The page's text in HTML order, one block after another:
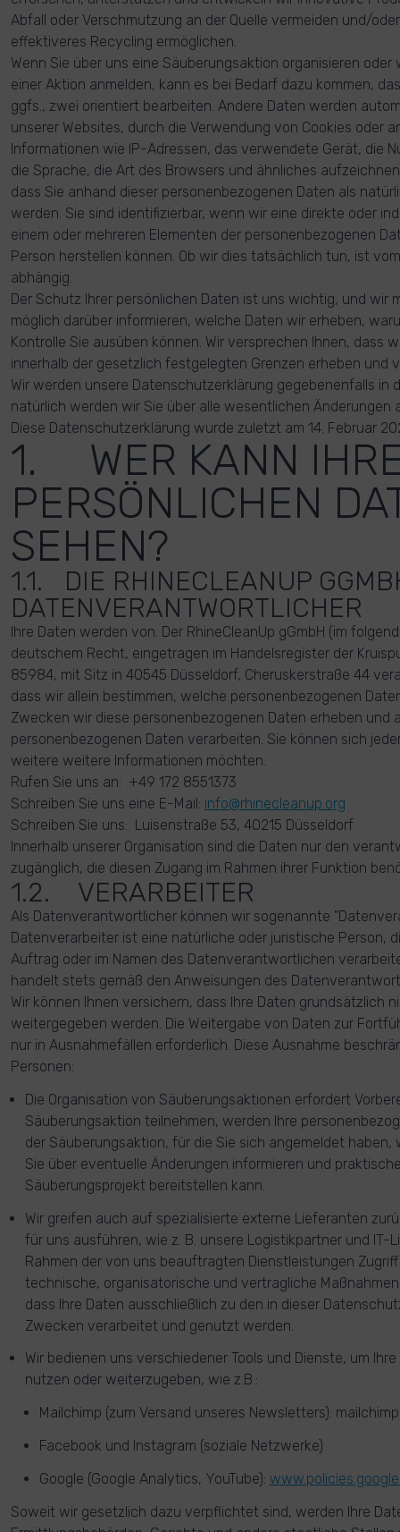
Abfall oder Verschmutzung an der Quelle vermeiden und/
effektiveres Recycling ermöglichen.
Wenn Sie über uns eine Säuberungsaktion organisieren oder
einer Aktion anmelden, kann es bei Bedarf dazu kommen,
ggfs., zwei orientiert bearbeiten. Andere Daten werden
unserer Websites, durch die Verwendung von Cookies oder
Informationen wie IP-Adressen, das verwendete Gerät, die
die Sprache, die Art des Browsers und ähnliches
dass Sie anhand dieser personenbezogenen Daten als
werden. Sie sind identifizierbar, wenn wir eine direkte oder
einem oder mehreren Elementen der personenbezogenen
Person herstellen können. Ob wir dies tatsächlich tun, ist
abhängig.
Der Schutz Ihrer persönlichen Daten ist uns wichtig, und wir
möglich darüber informieren, welche Daten wir erheben,
Kontrolle Sie ausüben können. Wir versprechen Ihnen, dass
innerhalb der gesetzlich festgelegten Grenzen erheben und
Wir werden unsere Datenschutzerklärung gegebenenfalls in
natürlich werden wir Sie über alle wesentlichen Änderungen
Diese Datenschutzerklärung wurde zuletzt am 14. Februar
1. WER KANN
PERSÖNLICHEN
SEHEN?
1.1. DIE RHINECLEANUP
DATENVERANTWORTLICHER
Ihre Daten werden von. Der RhineCleanUp gGmbH (im
deutschem Recht, eingetragen im Handelsregister der
85984, mit Sitz in 40545 Düsseldorf, Cheruskerstraße 44
dass wir allein bestimmen, welche personenbezogenen
Zwecken wir diese personenbezogenen Daten erheben und
personenbezogenen Daten verarbeiten. Sie können sich
weitere weitere Informationen möchten.
Rufen Sie uns an: +49 172 8551373
Schreiben Sie uns eine E-Mail: info@rhinecleanup.org
Schreiben Sie uns: Luisenstraße 53, 40215 Düsseldorf
Innerhalb unserer Organisation sind die Daten nur den
zugänglich, die diesen Zugang im Rahmen ihrer Funktion
1.2. VERARBEITER
Als Datenverantwortlicher können wir sogenannte
Datenverarbeiter ist eine natürliche oder juristische Person,
Auftrag oder im Namen des Datenverantwortlichen
handelt stets gemäß den Anweisungen des
Wir können Ihnen versichern, dass Ihre Daten grundsätzlich
weitergegeben werden. Die Weitergabe von Daten zur
nur in Ausnahmefällen erforderlich. Diese Ausnahme
Personen:
Die Organisation von Säuberungsaktionen erfordert
Säuberungsaktion teilnehmen, werden Ihre
der Säuberungsaktion, für die Sie sich angemeldet
Sie über eventuelle Änderungen informieren und
Säuberungsprojekt bereitstellen kann.
Wir greifen auch auf spezialisierte externe Lieferanten
für uns ausführen, wie z. B. unsere Logistikpartner und IT-
Rahmen der von uns beauftragten Dienstleistungen
technische, organisatorische und vertragliche
dass Ihre Daten ausschließlich zu den in dieser
Zwecken verarbeitet und genutzt werden.
Wir bedienen uns verschiedener Tools und Dienste, um
nutzen oder weiterzugeben, wie z.B.:
Mailchimp (zum Versand unseres Newsletters):
Facebook und Instagram (soziale Netzwerke)
Google (Google Analytics, YouTube):
Soweit wir gesetzlich dazu verpflichtet sind, werden Ihre